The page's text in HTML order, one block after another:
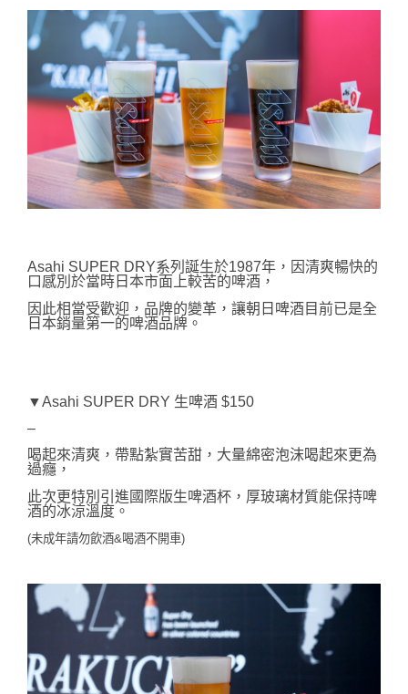
Asahi SUPER DRY系列誕生於1987年，因清爽暢快的
口感別於當時日本市面上較苦的啤酒，
因此相當受歡迎，品牌的變革，讓朝日啤酒目前已是全
日本銷量第一的啤酒品牌。
▼Asahi SUPER DRY 生啤酒 $150
–
喝起來清爽，帶點紮實苦甜，大量綿密泡沫喝起來更為
過癮，
此次更特別引進國際版生啤酒杯，厚玻璃材質能保持啤
酒的冰涼溫度。
(未成年請勿飲酒&喝酒不開車)